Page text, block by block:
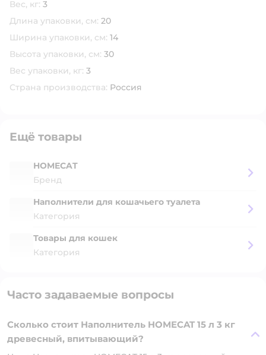
Вес, кг: 3
Длина упаковки, см: 20
Ширина упаковки, см: 14
Высота упаковки, см: 30
Вес упаковки, кг: 3
Страна производства: Россия
Ещё товары
HOMECAT
Бренд
Наполнители для кошачьего туалета
Категория
Товары для кошек
Категория
Часто задаваемые вопросы
Сколько стоит Наполнитель HOMECAT 15 л 3 кг
древесный, впитывающий?